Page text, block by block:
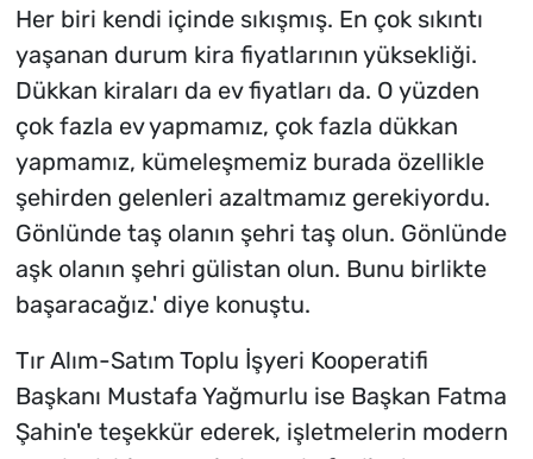
Her biri kendi içinde sıkışmış. En çok sıkıntı
yaşanan durum kira fiyatlarının yüksekliği.
Dükkan kiraları da ev fiyatları da. O yüzden
çok fazla ev yapmamız, çok fazla dükkan
yapmamız, kümeleşmemiz burada özellikle
şehirden gelenleri azaltmamız gerekiyordu.
Gönlünde taş olanın şehri taş olun. Gönlünde
aşk olanın şehri gülistan olun. Bunu birlikte
başaracağız.' diye konuştu.
Tır Alım-Satım Toplu İşyeri Kooperatifi
Başkanı Mustafa Yağmurlu ise Başkan Fatma
Şahin'e teşekkür ederek, işletmelerin modern